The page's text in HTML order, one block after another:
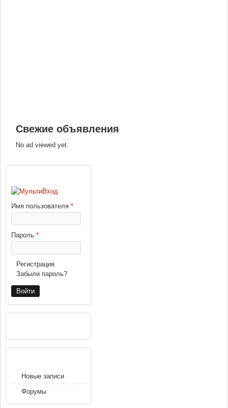
Свежие объявления
No ad viewed yet.
Имя пользователя *
Пароль *
Регистрация
Забыли пароль?
Новые записи
Форумы